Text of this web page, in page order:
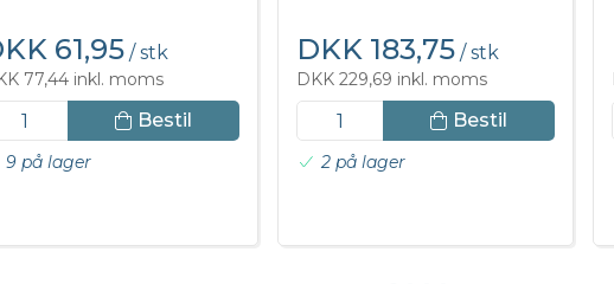
61,95 / stk
77,44 inkl. moms
Bestil
9 på lager
DKK 183,75 / stk
DKK 229,69 inkl. moms
Bestil
2 på lager